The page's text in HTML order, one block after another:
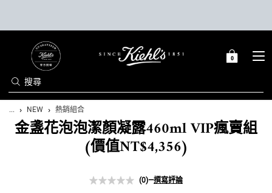
搜尋
購0
0 PRODUCT IN
Main content
... NEW 熱銷組合
金盞花泡泡潔顏凝露460ml VIP瘋賣組
(價值NT$4,356)
(0)—撰寫評論